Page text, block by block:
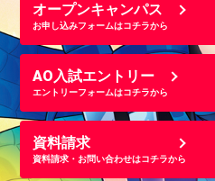
オープンキャンパス
お申し込みフォームはコチラから
AO入試エントリー
エントリーフォームはコチラから
資料請求
資料請求・お問い合わせはコチラから